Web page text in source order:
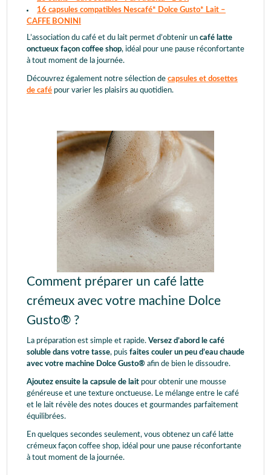
16 capsules compatibles Nescafé* Dolce Gusto* Lait –
CAFFE BONINI
L’association du café et du lait permet d’obtenir un café latte
onctueux façon coffee shop, idéal pour une pause réconfortante
à tout moment de la journée.
Découvrez également notre sélection de capsules et dosettes
de café pour varier les plaisirs au quotidien.
Comment préparer un café latte
crémeux avec votre machine Dolce
Gusto® ?
La préparation est simple et rapide. Versez d’abord le café
soluble dans votre tasse, puis faites couler un peu d’eau chaude
avec votre machine Dolce Gusto® afin de bien le dissoudre.
Ajoutez ensuite la capsule de lait pour obtenir une mousse
généreuse et une texture onctueuse. Le mélange entre le café
et le lait révèle des notes douces et gourmandes parfaitement
équilibrées.
En quelques secondes seulement, vous obtenez un café latte
crémeux façon coffee shop, idéal pour une pause réconfortante
à tout moment de la journée.